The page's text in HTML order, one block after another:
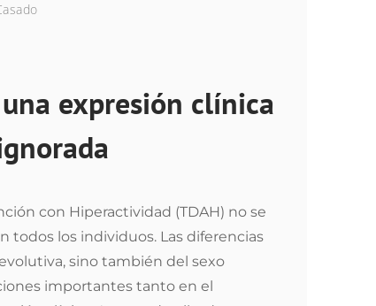
expresión clínica
con Hiperactividad (TDAH) no se
todos los individuos. Las diferencias
sino también del sexo
importantes tanto en el